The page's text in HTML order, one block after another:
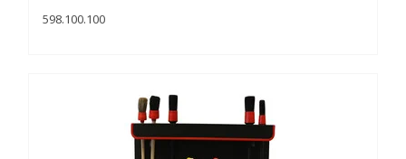
598.100.100